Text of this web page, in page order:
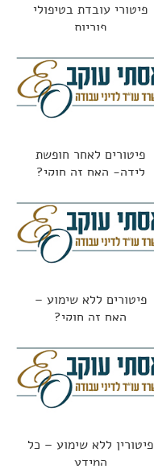
פיטורי עובדת בטיפולי
פוריות
פיטורים לאחר חופשת
לידה- האם זה חוקי?
פיטורים ללא שימוע –
האם זה חוקי?
פיטורין ללא שימוע – כל
המידע